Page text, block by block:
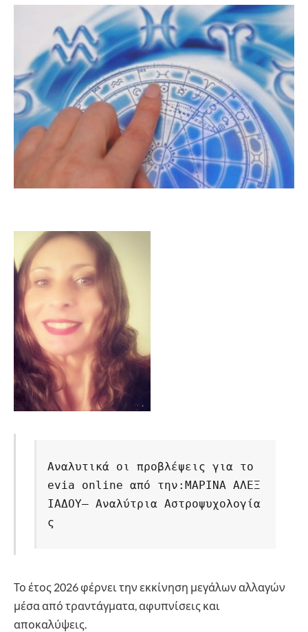
Αναλυτικά οι προβλέψεις για το
evia online από την:ΜΑΡΙΝΑ ΑΛΕΞ
ΙΑΔΟΥ– Αναλύτρια Αστροψυχολογία
ς
Το έτος 2026 φέρνει την εκκίνηση μεγάλων αλλαγών
μέσα από τραντάγματα, αφυπνίσεις και
αποκαλύψεις.